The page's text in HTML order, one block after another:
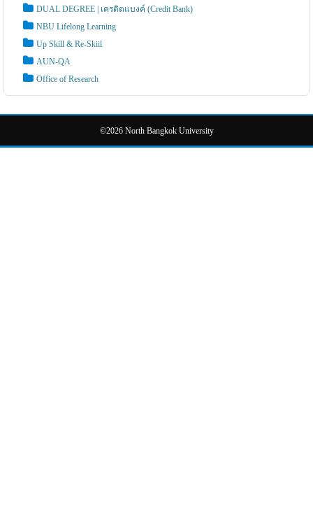
DUAL DEGREE | เครดิตแบงค์ (Credit Bank)
NBU Lifelong Learning
Up Skill & Re-Skiil
AUN-QA
Office of Research
©2026 North Bangkok University